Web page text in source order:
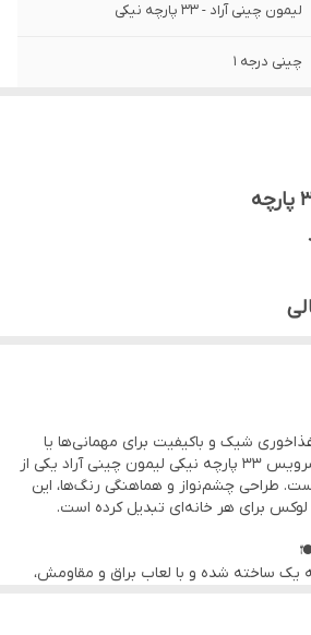
لیمون چینی آراد - ۳۳ پارچه نیکی
چینی درجه ۱
فوق‌العاده‌عالی
شیک و باکیفیت برای مهمانی‌ها یا
استفاده روزمره هستید، سرویس ۳۳ پارچه نیکی لیمون چینی آراد یکی از
طراحی چشم‌نواز و هماهنگی رنگ‌ها، این
برای هر خانه‌ای تبدیل کرده است.
یک ساخته شده و با لعاب براق و مقاومش،